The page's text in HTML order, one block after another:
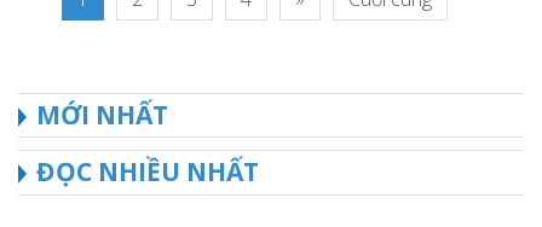
MỚI NHẤT
ĐỌC NHIỀU NHẤT